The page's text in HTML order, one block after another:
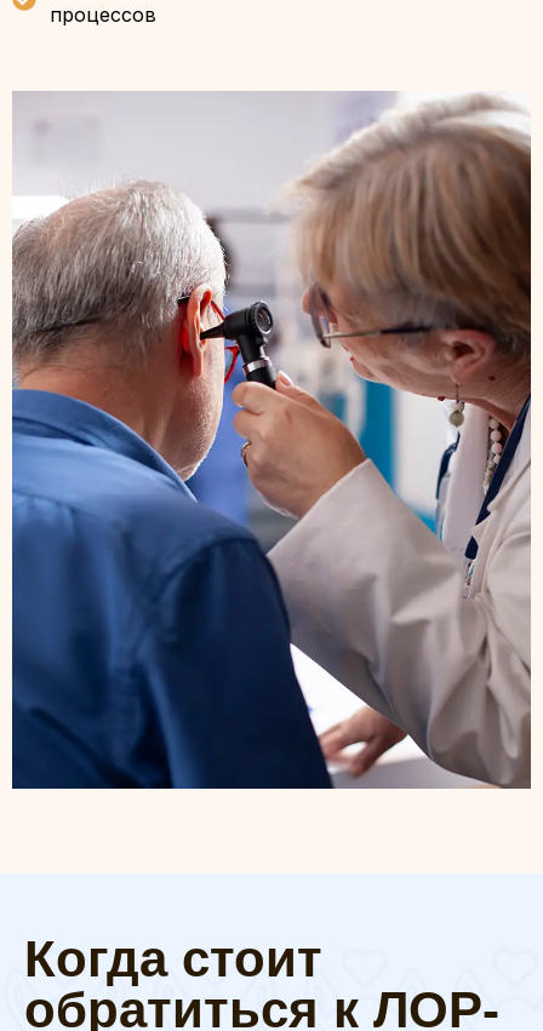
процессов
Когда стоит
обратиться к ЛОР-